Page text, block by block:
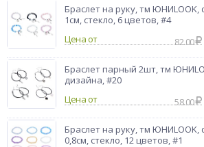
Браслет на руку, тм ЮНИLOOK,
1см, стекло, 6 цветов, #4
Цена от
82.00
Браслет парный 2шт, тм
дизайна, #20
Цена от
58.00
Браслет на руку, тм ЮНИLOOK,
0,8см, стекло, 12 цветов, #1